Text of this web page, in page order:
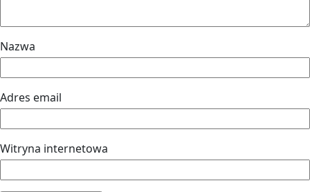
Nazwa
Adres email
Witryna internetowa